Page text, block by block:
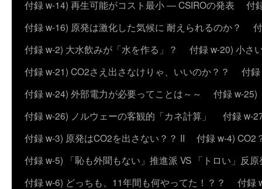
付録 w-14) 再生可能がコスト最小 ― CSIROの発表
付
付録 w-16) 原発は激化した気候に 耐えられるのか？
付録 w-2) 大水飲みが「水を作る」？
付録 w-20) 小さ
付録 w-21) CO2さえ出さなけりゃ、いいのか？？
付
付録 w-24) 外部電力が必要ってことは～～
付録 w-25)
付録 w-26) ノルウェーの客観的「カネ計算」
付録 w-
付録 w-3) 原発はCO2を出さない？？ II
付録 w-4) CO2
付録 w-5) 「恥も外聞もない」推進派 VS 「トロい」反
付録 w-6) どっちも、11年間も何やってた！？？
付録